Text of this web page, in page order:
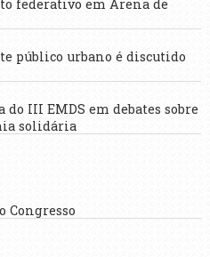
federativo em Arena de
público urbano é discutido
III EMDS em debates sobre
solidária
Congresso